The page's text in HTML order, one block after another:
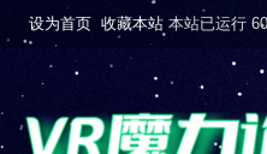
设为首页 收藏本站 本站已运行